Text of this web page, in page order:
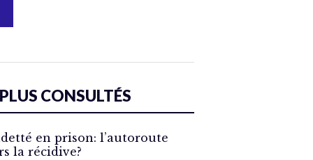
CONSULTÉS
en prison: l’autoroute
la récidive?